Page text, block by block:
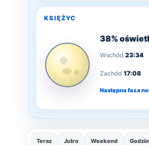
KSIĘŻYC
38%
Wschód 23:34
Zachód 17:08
Następna faza
Teraz Jutro Weekend